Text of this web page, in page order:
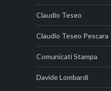
Claudio Teseo
Claudio Teseo Pescara
Comunicati Stampa
Davide Lombardi